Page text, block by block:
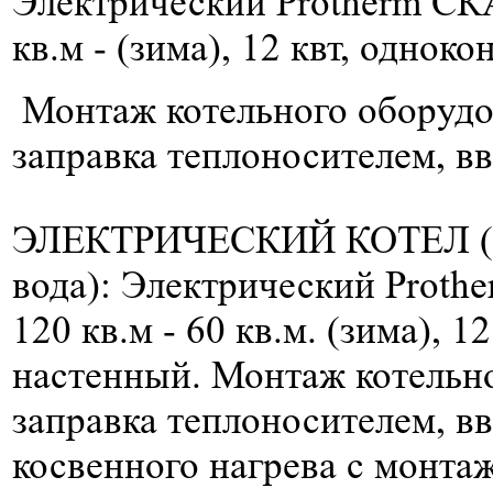
кв.м - (зима), 12 квт,
Монтаж котельного
заправка теплоносителем,
ЭЛЕКТРИЧЕСКИЙ КОТЕЛ
вода): Электрический
120 кв.м - 60 кв.м. (зима),
настенный. Монтаж
заправка теплоносителем,
косвенного нагрева с